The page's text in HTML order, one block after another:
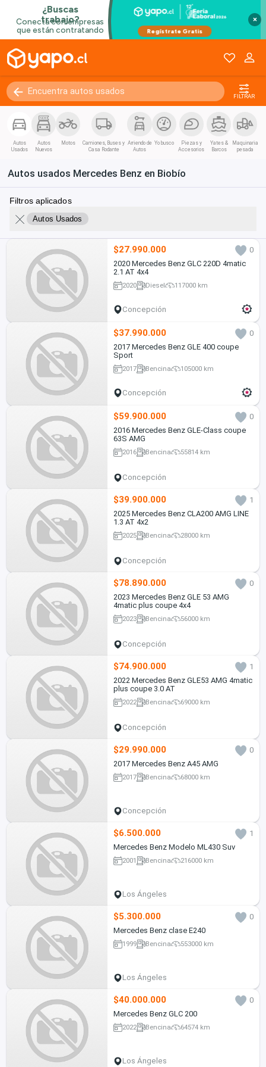
×
FILTRAR
Autos
Usados
Autos
Nuevos
Motos
Camiones, Buses y
Casa Rodante
Arriendo de
Autos
Yo busco
Piezas y
Accesorios
Yates &
Barcos
Maquinaria
pesada
Autos usados Mercedes Benz en Biobío
Filtros aplicados
Autos Usados
$27.990.000
0
2020 Mercedes Benz GLC 220D 4matic
2.1 AT 4x4
2020 Diesel 117000 km
Concepción
$37.990.000
0
2017 Mercedes Benz GLE 400 coupe
Sport
2017 Bencina 105000 km
Concepción
$59.900.000
0
2016 Mercedes Benz GLE-Class coupe
63S AMG
2016 Bencina 55814 km
Concepción
$39.900.000
1
2025 Mercedes Benz CLA200 AMG LINE
1.3 AT 4x2
2025 Bencina 28000 km
Concepción
$78.890.000
0
2023 Mercedes Benz GLE 53 AMG
4matic plus coupe 4x4
2023 Bencina 56000 km
Concepción
$74.900.000
1
2022 Mercedes Benz GLE53 AMG 4matic
plus coupe 3.0 AT
2022 Bencina 69000 km
Concepción
$29.990.000
0
2017 Mercedes Benz A45 AMG
2017 Bencina 68000 km
Concepción
$6.500.000
1
Mercedes Benz Modelo ML430 Suv
2001 Bencina 216000 km
Los Ángeles
$5.300.000
0
Mercedes Benz clase E240
1999 Bencina 553000 km
Los Ángeles
$40.000.000
0
Mercedes Benz GLC 200
2022 Bencina 64574 km
Los Ángeles